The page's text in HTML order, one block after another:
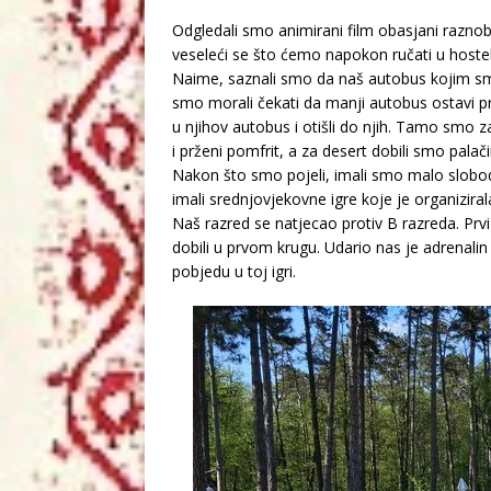
Odgledali smo animirani film obasjani
veseleći se što ćemo napokon ručati u
Naime, saznali smo da naš autobus kojim
smo morali čekati da manji autobus ostavi
u njihov autobus i otišli do njih. Tamo smo
i prženi pomfrit, a za desert dobili smo
Nakon što smo pojeli, imali smo malo
imali srednjovjekovne igre koje je
Naš razred se natjecao protiv B razreda.
dobili u prvom krugu. Udario nas je
pobjedu u toj igri.